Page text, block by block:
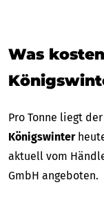
Was
Pro Tonne liegt
Königswinter
aktuell vom
GmbH angeboten.